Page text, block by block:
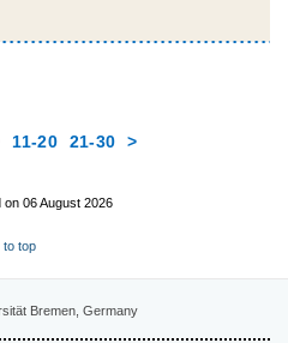
11-20 21-30 >
on 06 August 2026
to top
Bremen, Germany